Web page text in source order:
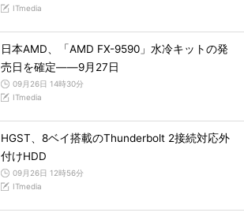
ITmedia
日本AMD、「AMD FX-9590」水冷キットの発
売日を確定――9月27日
09月26日 14時30分
ITmedia
HGST、8ベイ搭載のThunderbolt 2接続対応外
付けHDD
09月26日 12時56分
ITmedia